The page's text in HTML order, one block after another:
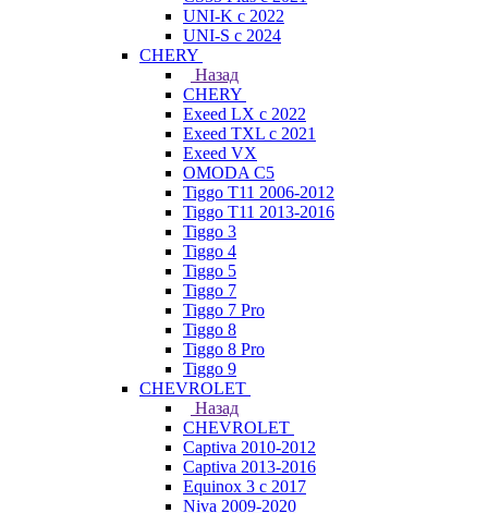
UNI-K с 2022
UNI-S с 2024
CHERY
Назад
CHERY
Exeed LX с 2022
Exeed TXL с 2021
Exeed VX
OMODA C5
Tiggo T11 2006-2012
Tiggo T11 2013-2016
Tiggo 3
Tiggo 4
Tiggo 5
Tiggo 7
Tiggo 7 Pro
Tiggo 8
Tiggo 8 Pro
Tiggo 9
CHEVROLET
Назад
CHEVROLET
Captiva 2010-2012
Captiva 2013-2016
Equinox 3 с 2017
Niva 2009-2020